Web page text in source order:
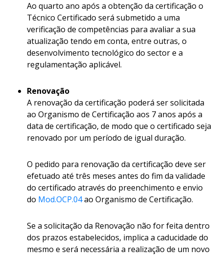
Ao quarto ano após a obtenção da certificação o
Técnico Certificado será submetido a uma
verificação de competências para avaliar a sua
atualização tendo em conta, entre outras, o
desenvolvimento tecnológico do sector e a
regulamentação aplicável.
Renovação
A renovação da certificação poderá ser solicitada
ao Organismo de Certificação aos 7 anos após a
data de certificação, de modo que o certificado seja
renovado por um período de igual duração.
O pedido para renovação da certificação deve ser
efetuado até três meses antes do fim da validade
do certificado através do preenchimento e envio
do Mod.OCP.04ao Organismo de Certificação.
Se a solicitação da Renovação não for feita dentro
dos prazos estabelecidos, implica a caducidade do
mesmo e será necessária a realização de um novo